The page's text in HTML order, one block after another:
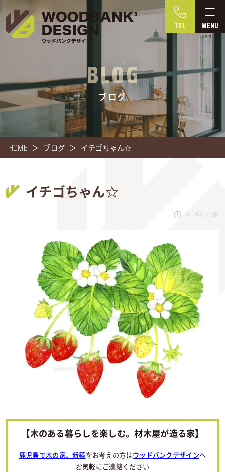
TEL
BLOG
ブログ
HOME ブログ イチゴちゃん☆
イチゴちゃん☆
2025.05.08
【木のある暮らしを楽しむ。材木屋が造る家】
鹿児島で木の家、新築をお考えの方はウッドバンクデザインへ
お気軽にご連絡ください